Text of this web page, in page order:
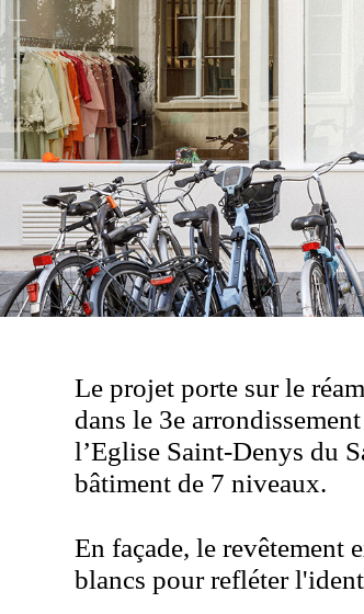
Le projet porte sur le
dans le 3e
l’Eglise Saint-Denys du
bâtiment de 7 niveaux.
En façade, le revêtement
blancs pour refléter